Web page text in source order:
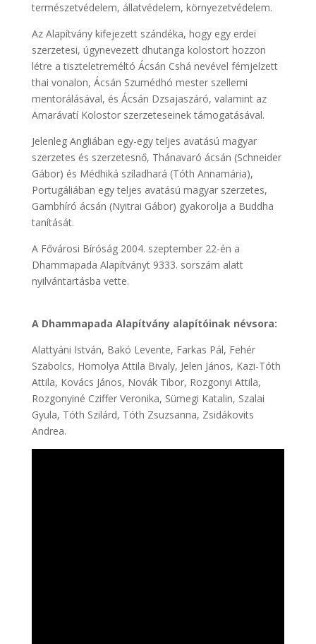
természetvédelem, állatvédelem, környezetvédelem.
Az Alapítvány kifejezett szándéka, hogy egy erdei
szerzetesi, úgynevezett dhutanga kolostort hozzon
létre a tiszteletreméltó Ácsán Cshá nevével fémjelzett
thai vonalon, Ácsán Szumédhó mester szellemi
mentorálásával, és Ácsán Dzsajaszáró, valamint az
Amarávatí Kolostor szerzeteseinek támogatásával.
Jelenleg Angliában egy-egy teljes avatású magyar
szerzetes és szerzetesnő, Thánavaró ácsán (Schneider
Gábor) és Médhiká szíladhará (Tóth Annamária),
Portugáliában egy teljes avatású magyar szerzetes,
Gambhíró ácsán (Nyitrai Gábor) gyakorolja a Buddha
tanítását.
A Fővárosi Bíróság 2004. szeptember 22-én a
Dhammapada Alapítványt 9333. sorszám alatt
nyilvántartásba vette.
A Dhammapada Alapítvány alapítóinak névsora:
Alattyáni István, Bakó Levente, Farkas Pál, Fehér
Szabolcs, Homolya Attila Bivaly, Jelen János, Kazi-Tóth
Attila, Kovács János, Novák Tibor, Rozgonyi Attila,
Rozgonyiné Cziffer Veronika, Sümegi Katalin, Szalai
Gyula, Tóth Szilárd, Tóth Zsuzsanna, Zsidákovits
Andrea.